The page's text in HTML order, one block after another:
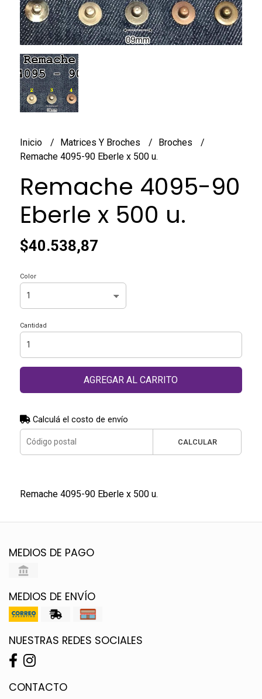
Inicio Matrices Y Broches
Broches
Remache 4095-90 Eberle x 500 u.
Remache 4095-90
Eberle x 500 u.
$40.538,87
Color
Cantidad
AGREGAR AL CARRITO
Calculá el costo de envío
CALCULAR
Remache 4095-90 Eberle x 500 u.
MEDIOS DE PAGO
MEDIOS DE ENVÍO
NUESTRAS REDES SOCIALES
CONTACTO